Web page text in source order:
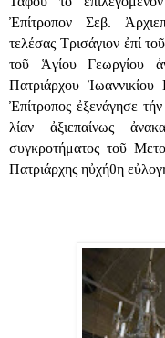
Ἐπίτροπον Σεβ.
τελέσας Τρισάγιον ἐπί
τοῦ Ἁγίου Γεωργίου
Πατριάρχου
Ἐπίτροπος ἐξενάγησε
λίαν ἀξιεπαίνως
συγκροτήματος τοῦ
Πατριάρχης ηὐχήθη